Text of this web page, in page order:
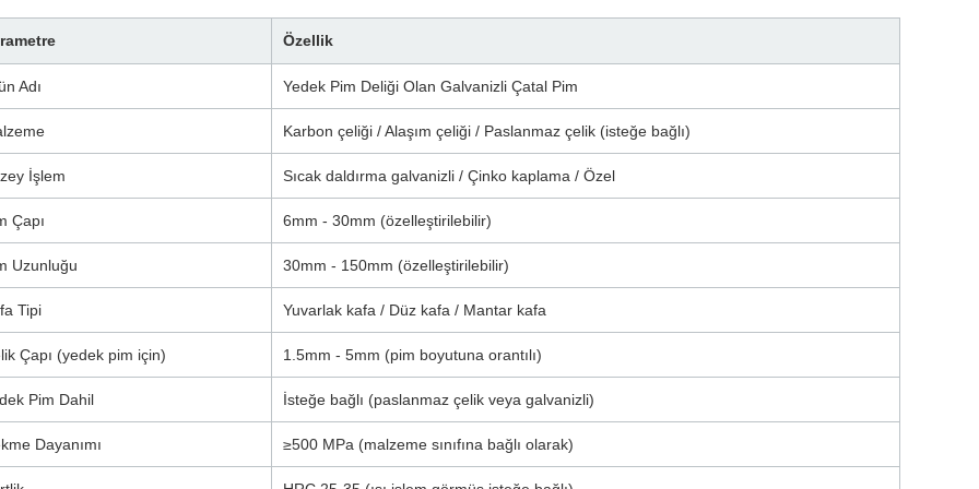
Özellik
Adı Yedek Pim Deliği Olan Galvanizli Çatal Pim
Karbon çeliği / Alaşım çeliği / Paslanmaz çelik (isteğe bağlı)
İşlem Sıcak daldırma galvanizli / Çinko kaplama / Özel
Çapı 6mm - 30mm (özelleştirilebilir)
Uzunluğu 30mm - 150mm (özelleştirilebilir)
Tipi Yuvarlak kafa / Düz kafa / Mantar kafa
Çapı (yedek pim için) 1.5mm - 5mm (pim boyutuna orantılı)
Pim Dahil İsteğe bağlı (paslanmaz çelik veya galvanizli)
Dayanımı ≥500 MPa (malzeme sınıfına bağlı olarak)